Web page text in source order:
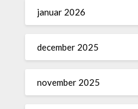
januar 2026
december 2025
november 2025